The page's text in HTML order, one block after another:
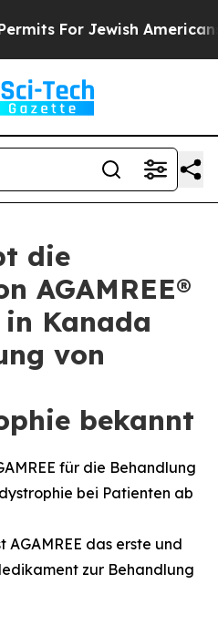
Jewish Americans
die
AGAMREE®
Kanada
von
bekannt
für die Behandlung
bei Patienten ab
AGAMREE das erste und
zur Behandlung